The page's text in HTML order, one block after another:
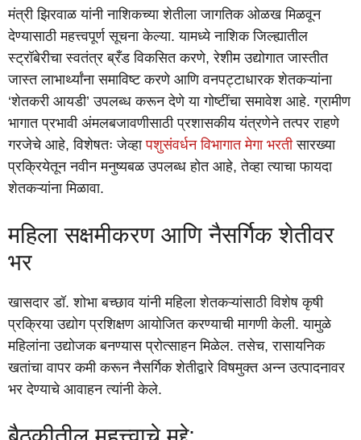
मंत्री झिरवाळ यांनी नाशिकच्या शेतीला जागतिक ओळख मिळवून
देण्यासाठी महत्त्वपूर्ण सूचना केल्या. यामध्ये नाशिक जिल्ह्यातील
स्ट्रॉबेरीचा स्वतंत्र ब्रँड विकसित करणे, रेशीम उद्योगात जास्तीत
जास्त लाभार्थ्यांना समाविष्ट करणे आणि वनपट्टाधारक शेतकऱ्यांना
‘शेतकरी आयडी’ उपलब्ध करून देणे या गोष्टींचा समावेश आहे. ग्रामीण
भागात प्रभावी अंमलबजावणीसाठी प्रशासकीय यंत्रणेने तत्पर राहणे
गरजेचे आहे, विशेषतः जेव्हापशुसंवर्धन विभागात मेगा भरतीसारख्या
प्रक्रियेतून नवीन मनुष्यबळ उपलब्ध होत आहे, तेव्हा त्याचा फायदा
शेतकऱ्यांना मिळावा.
महिला सक्षमीकरण आणि नैसर्गिक शेतीवर
भर
खासदार डॉ. शोभा बच्छाव यांनी महिला शेतकऱ्यांसाठी विशेष कृषी
प्रक्रिया उद्योग प्रशिक्षण आयोजित करण्याची मागणी केली. यामुळे
महिलांना उद्योजक बनण्यास प्रोत्साहन मिळेल. तसेच, रासायनिक
खतांचा वापर कमी करून नैसर्गिक शेतीद्वारे विषमुक्त अन्न उत्पादनावर
भर देण्याचे आवाहन त्यांनी केले.